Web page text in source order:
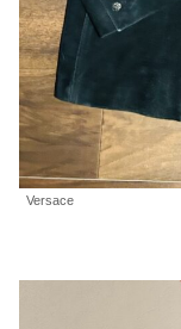
Versace